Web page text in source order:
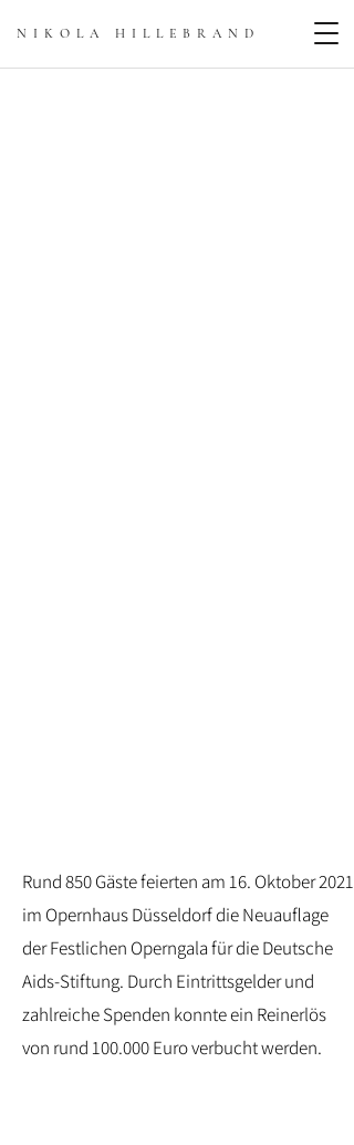
NIKOLA HILLEBRAN D
Rund 850 Gäste feierten am 16. Oktober 2021
im Opernhaus Düsseldorf die Neuauflage
der Festlichen Operngala für die Deutsche
Aids-Stiftung. Durch Eintrittsgelder und
zahlreiche Spenden konnte ein Reinerlös
von rund 100.000 Euro verbucht werden.